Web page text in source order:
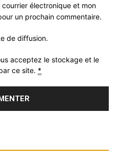
électronique et mon
un prochain commentaire.
de diffusion.
acceptez le stockage et le
ce site. *